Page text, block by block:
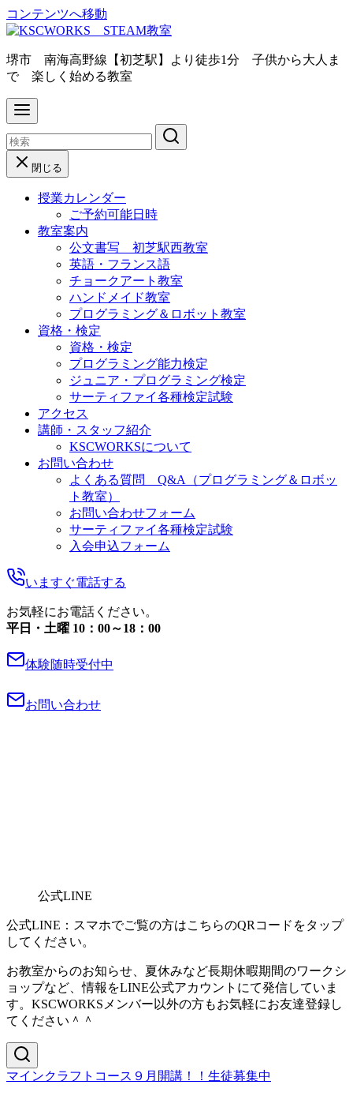
コンテンツへ移動
堺市 南海高野線【初芝駅】より徒歩1分 子供から大人ま
で 楽しく始める教室
閉じる
授業カレンダー
ご予約可能日時
教室案内
公文書写 初芝駅西教室
英語・フランス語
チョークアート教室
ハンドメイド教室
プログラミング＆ロボット教室
資格・検定
資格・検定
プログラミング能力検定
ジュニア・プログラミング検定
サーティファイ各種検定試験
アクセス
講師・スタッフ紹介
KSCWORKSについて
お問い合わせ
よくある質問 Q&A（プログラミング＆ロボッ
ト教室）
お問い合わせフォーム
サーティファイ各種検定試験
入会申込フォーム
いますぐ電話する
お気軽にお電話ください。
平日・土曜 10：00～18：00
体験随時受付中
お問い合わせ
公式LINE
公式LINE：スマホでご覧の方はこちらのQRコードをタップ
してください。
お教室からのお知らせ、夏休みなど長期休暇期間のワークシ
ョップなど、情報をLINE公式アカウントにて発信していま
す。KSCWORKSメンバー以外の方もお気軽にお友達登録し
てください＾＾
マインクラフトコース９月開講！！生徒募集中